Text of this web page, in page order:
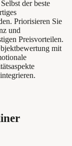
der beste
Priorisieren Sie
und
Preisvorteilen.
mit